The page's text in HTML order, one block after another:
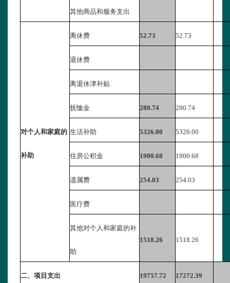
其他商品和服务支出
对个人和家庭的
补助
离休费 52.73 52.73
退休费
离退休津补贴
抚恤金 280.74 280.74
生活补助 5326.00 5326.00
住房公积金 1900.68 1900.68
遗属费 254.03 254.03
医疗费
其他对个人和家庭的补
助
1518.26 1518.26
二、项目支出 19757.72 17272.39